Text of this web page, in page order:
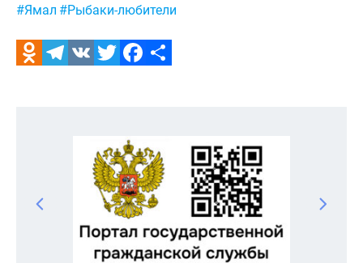
Метки:
#Ямал #Рыбаки-любители